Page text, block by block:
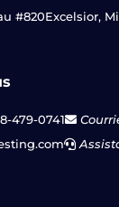
#820Excelsior,
479-0741